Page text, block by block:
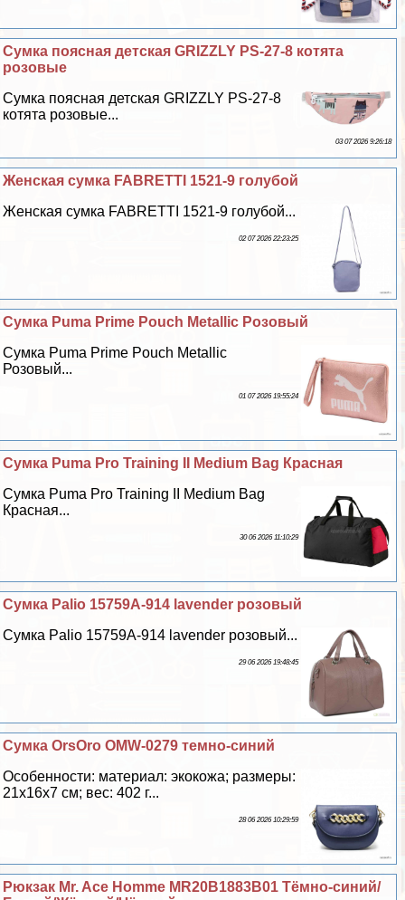
Сумка поясная детская GRIZZLY PS-27-8 котята
розовые
Сумка поясная детская GRIZZLY PS-27-8
котята розовые...
03 07 2026 9:26:18
Женская сумка FABRETTI 1521-9 гoлyбой
Женская сумка FABRETTI 1521-9 гoлyбой...
02 07 2026 22:23:25
Сумка Puma Prime Pouch Metallic Розовый
Сумка Puma Prime Pouch Metallic
Розовый...
01 07 2026 19:55:24
Сумка Puma Pro Training II Medium Bag Красная
Сумка Puma Pro Training II Medium Bag
Красная...
30 06 2026 11:10:29
Сумка Palio 15759A-914 lavender розовый
Сумка Palio 15759A-914 lavender розовый...
29 06 2026 19:48:45
Сумка OrsOro OMW-0279 темно-синий
Особенности: материал: экокожа; размеры:
21х16х7 см; вес: 402 г...
28 06 2026 10:29:59
Рюкзак Mr. Ace Homme MR20B1883B01 Тёмно-синий/